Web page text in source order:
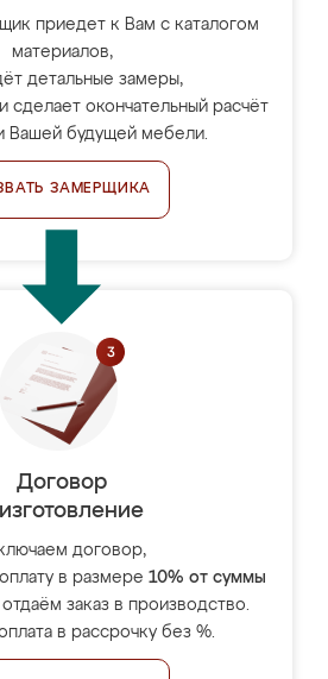
приедет к Вам с каталогом
материалов,
детальные замеры,
сделает окончательный расчёт
Вашей будущей мебели.
ЗАМЕРЩИКА
Договор
договор,
в размере 10% от суммы
заказ в производство.
в рассрочку без %.